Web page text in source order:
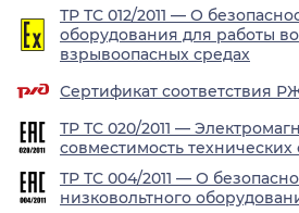
ТР ТС 012/2011 — О
оборудования для работы во
взрывоопасных средах
Сертификат соответствия
ТР ТС 020/2011 —
совместимость технических
ТР ТС 004/2011 — О
низковольтного